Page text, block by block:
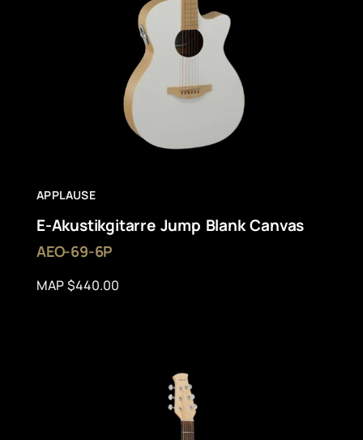
APPLAUSE
E-Akustikgitarre Jump Blank Canvas
AEO-69-6P
MAP $440.00